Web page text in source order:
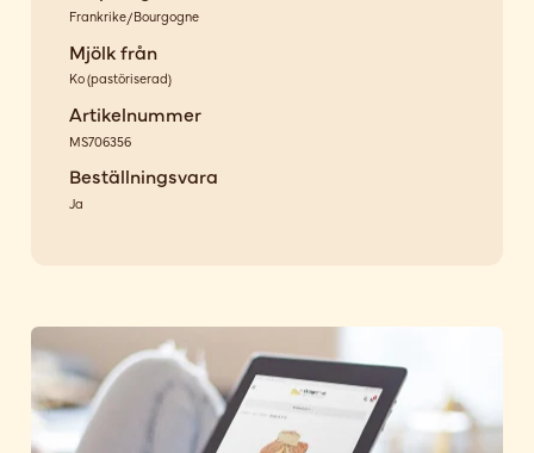
Frankrike/Bourgogne
Mjölk från
Ko(pastöriserad)
Artikelnummer
MS706356
Beställningsvara
Ja